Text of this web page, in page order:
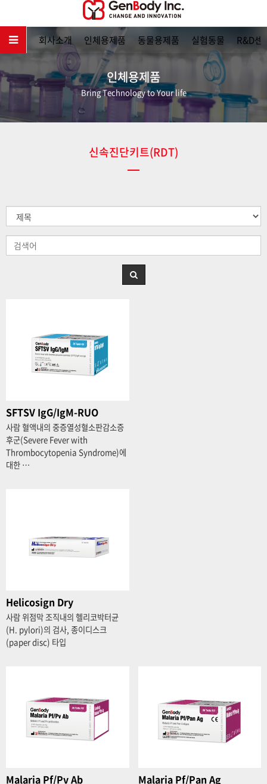
메인
회사소개 인체용제품 동물용제품 실험동물 R&D센
인체용제품
Bring Technology to Your life
신속진단키트(RDT)
SFTSV IgG/IgM-RUO
사람 혈액내의 중증열성혈소판감소증
후군(Severe Fever with
Thrombocytopenia Syndrome)에
대한 …
Helicosign Dry
사람 위점막 조직내의 헬리코박터균
(H. pylori)의 검사, 종이디스크
(paper disc) 타입
Malaria Pf/Pv Ab Malaria Pf/Pan Ag